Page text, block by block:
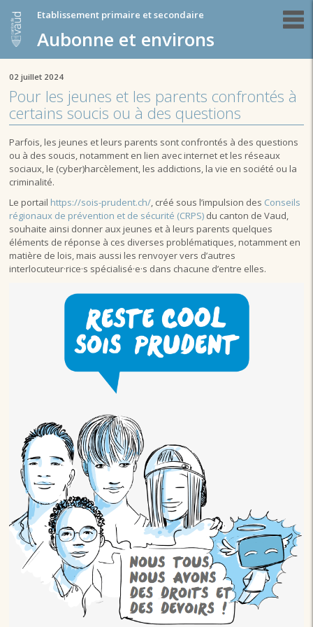
Etablissement primaire et secondaire
Aubonne et environs
02 juillet 2024
Pour les jeunes et les parents confrontés à
certains soucis ou à des questions
Parfois, les jeunes et leurs parents sont confrontés à des questions
ou à des soucis, notamment en lien avec internet et les réseaux
sociaux, le (cyber)harcèlement, les addictions, la vie en société ou la
criminalité.
Le portail https://sois-prudent.ch/, créé sous l’impulsion des Conseils
régionaux de prévention et de sécurité (CRPS) du canton de Vaud,
souhaite ainsi donner aux jeunes et à leurs parents quelques
éléments de réponse à ces diverses problématiques, notamment en
matière de lois, mais aussi les renvoyer vers d’autres
interlocuteur·rice·s spécialisé·e·s dans chacune d’entre elles.